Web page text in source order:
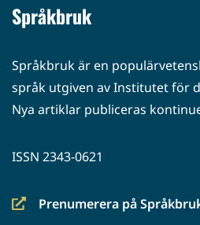
Språkbruk
Språkbruk är en
språk utgiven av Institutet för
Nya artiklar publiceras
ISSN 2343-0621
Prenumerera på
(siirryt